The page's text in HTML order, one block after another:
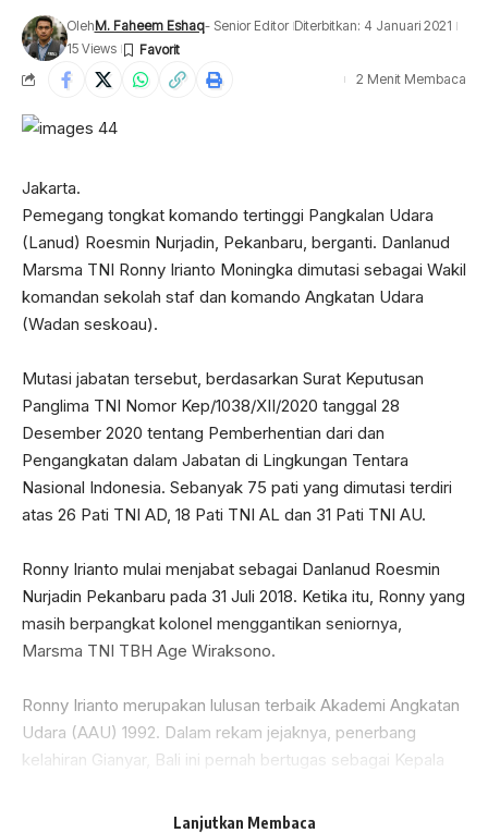
OlehM. Faheem Eshaq- Senior Editor Diterbitkan: 4 Januari 2021
15 Views
2 Menit Membaca
Jakarta.
Pemegang tongkat komando tertinggi Pangkalan Udara
(Lanud) Roesmin Nurjadin, Pekanbaru, berganti. Danlanud
Marsma TNI Ronny Irianto Moningka dimutasi sebagai Wakil
komandan sekolah staf dan komando Angkatan Udara
(Wadan seskoau).
Mutasi jabatan tersebut, berdasarkan Surat Keputusan
Panglima TNI Nomor Kep/1038/XII/2020 tanggal 28
Desember 2020 tentang Pemberhentian dari dan
Pengangkatan dalam Jabatan di Lingkungan Tentara
Nasional Indonesia. Sebanyak 75 pati yang dimutasi terdiri
atas 26 Pati TNI AD, 18 Pati TNI AL dan 31 Pati TNI AU.
Ronny Irianto mulai menjabat sebagai Danlanud Roesmin
Nurjadin Pekanbaru pada 31 Juli 2018. Ketika itu, Ronny yang
masih berpangkat kolonel menggantikan seniornya,
Marsma TNI TBH Age Wiraksono.
Ronny Irianto merupakan lulusan terbaik Akademi Angkatan
Udara (AAU) 1992. Dalam rekam jejaknya, penerbang
kelahiran Gianyar, Bali ini pernah bertugas sebagai Kepala
(2008) serta Komandan Skadron Udara 14 (2008).
Lanjutkan Membaca